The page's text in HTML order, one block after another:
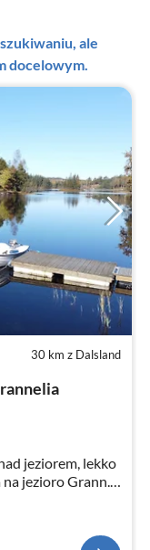
ale
docelowym.
30 km z Dalsland
jeziorem, lekko
jezioro Grann.
- przy